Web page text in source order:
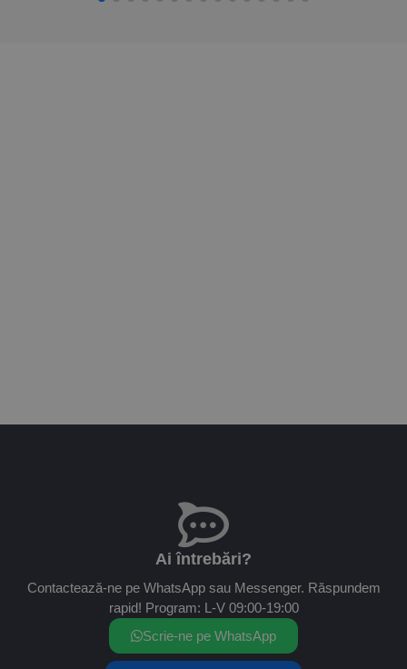
Ai întrebări?
Contactează-ne pe WhatsApp sau Messenger. Răspundem
rapid! Program: L-V 09:00-19:00
Scrie-ne pe WhatsApp